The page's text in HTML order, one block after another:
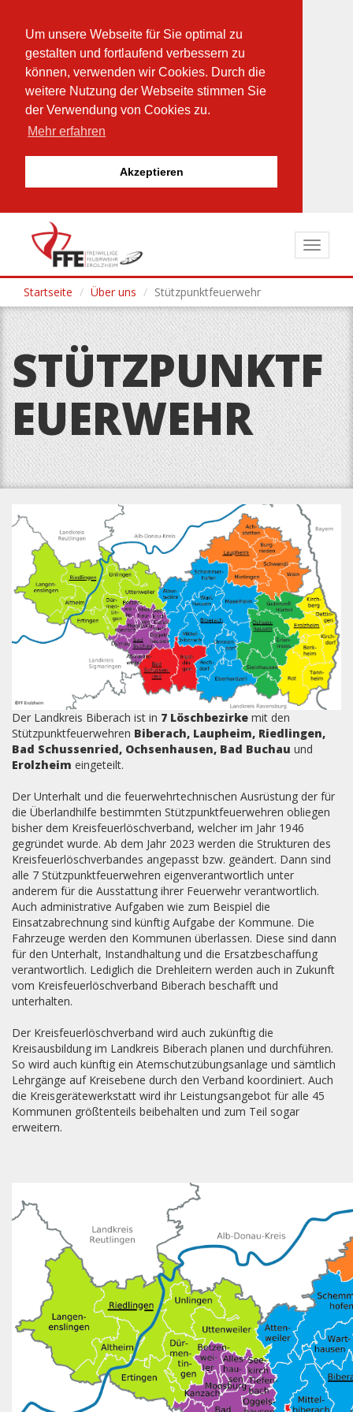
Um unsere Webseite für Sie optimal zu
gestalten und fortlaufend verbessern zu
können, verwenden wir Cookies. Durch die
weitere Nutzung der Webseite stimmen Sie
der Verwendung von Cookies zu.
Mehr erfahren
Akzeptieren
Toggle
Startseite
Über uns Stützpunktfeuerwehr
STÜTZPUNKTF
EUERWEHR
Der Landkreis Biberach ist in 7 Löschbezirke mit den
Stützpunktfeuerwehren Biberach, Laupheim, Riedlingen,
Bad Schussenried, Ochsenhausen, Bad Buchau und
Erolzheim eingeteilt.
Der Unterhalt und die feuerwehrtechnischen Ausrüstung der für
die Überlandhilfe bestimmten Stützpunktfeuerwehren obliegen
bisher dem Kreisfeuerlöschverband, welcher im Jahr 1946
gegründet wurde. Ab dem Jahr 2023 werden die Strukturen des
Kreisfeuerlöschverbandes angepasst bzw. geändert. Dann sind
alle 7 Stützpunktfeuerwehren eigenverantwortlich unter
anderem für die Ausstattung ihrer Feuerwehr verantwortlich.
Auch administrative Aufgaben wie zum Beispiel die
Einsatzabrechnung sind künftig Aufgabe der Kommune. Die
Fahrzeuge werden den Kommunen überlassen. Diese sind dann
für den Unterhalt, Instandhaltung und die Ersatzbeschaffung
verantwortlich. Lediglich die Drehleitern werden auch in Zukunft
vom Kreisfeuerlöschverband Biberach beschafft und
unterhalten.
Der Kreisfeuerlöschverband wird auch zukünftig die
Kreisausbildung im Landkreis Biberach planen und durchführen.
So wird auch künftig ein Atemschutzübungsanlage und sämtlich
Lehrgänge auf Kreisebene durch den Verband koordiniert. Auch
die Kreisgerätewerkstatt wird ihr Leistungsangebot für alle 45
Kommunen größtenteils beibehalten und zum Teil sogar
erweitern.